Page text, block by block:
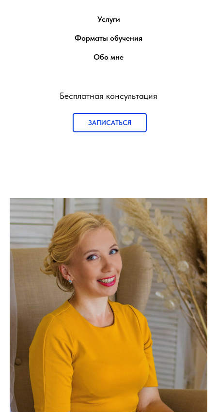
Услуги
Форматы обучения
Обо мне
Бесплатная консультация
ЗАПИСАТЬСЯ